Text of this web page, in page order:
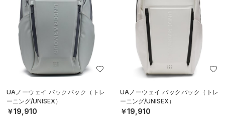
UAノーウェイ バックパック（トレ
ーニング/UNISEX）
￥19,910
UAノーウェイ バックパック（トレ
ーニング/UNISEX）
￥19,910